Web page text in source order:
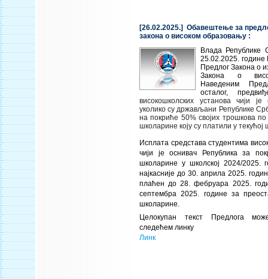
[26.02.2025.] Обавештење за
закона о високом образовању :
Влада Републике
25.02.2025. године
Предлог Закона о
Закона о
Наведеним
осталог,
високошколских установа чији је
уколико су држављани Републике
на покриће 50% својих трошкова
школарине коју су платили у текућој
Исплата средстава студентима
чији је оснивач Република за
школарине у школској 2024/2025.
најкасније до 30. априла 2025.
плаћен до 28. фебруара 2025.
септембра 2025. године за
школарине.
Целокупан текст Предлога
следећем линку
Линк